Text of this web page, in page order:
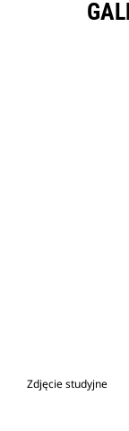
Zdjęcie studyjne